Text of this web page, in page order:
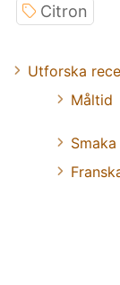
Citron
Utforska
Måltid